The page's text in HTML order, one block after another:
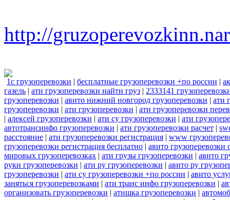
http://
1с грузоперевозки | бесплатные грузоперевозки +по россии |
газель | ати грузоперевозки найти груз | 2333141
грузоперевозки | авито нижний новгород грузоперевозки | ати
грузоперевозки | ати грузоперевозки | ати грузоперевозки
| алексей грузоперевозки | ати су грузоперевозки | ати
автотрансинфо грузоперевозки | ати грузоперевозки расчет |
расстояние | ати грузоперевозки регистрация | www
грузоперевозки регистрация бесплатно | авито грузоперевозки
мировых грузоперевозках | ати грузы грузоперевозки | авито
руки грузоперевозки | ати ру грузоперевозки | авито ру
грузоперевозки | ати су грузоперевозки +по россии | авито
заняться грузоперевозками | ати транс инфо грузоперевозки |
организовать грузоперевозки | атишка грузоперевозки |